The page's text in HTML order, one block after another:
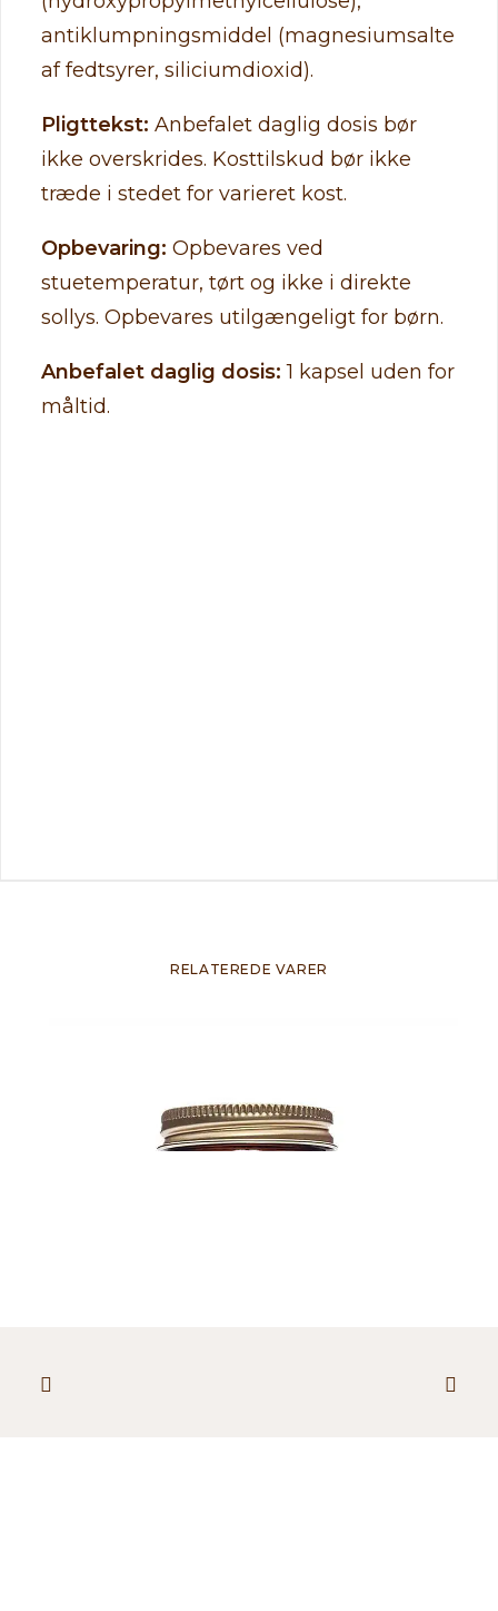
antiklumpningsmiddel (magnesiumsalte
af fedtsyrer, siliciumdioxid).
Pligttekst: Anbefalet daglig dosis bør
ikke overskrides. Kosttilskud bør ikke
træde i stedet for varieret kost.
Opbevaring: Opbevares ved
stuetemperatur, tørt og ikke i direkte
sollys. Opbevares utilgængeligt for børn.
Anbefalet daglig dosis: 1 kapsel uden for
måltid.
RELATEREDE VARER